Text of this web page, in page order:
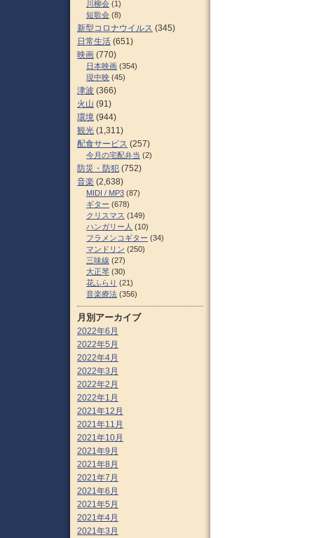
川柳会 (1)
短歌会 (8)
新型コロナウイルス (345)
日常生活 (651)
映画 (770)
日本映画 (354)
現中映 (45)
津波 (366)
火山 (91)
環境 (944)
観光 (1,311)
配食サービス (257)
今月の宅配弁当 (2)
防災・防犯 (752)
音楽 (2,638)
MIDI / MP3 (87)
ギター (678)
クリスマス (149)
ハンガリー人 (10)
フラメンコギター (34)
マンドリン (250)
三味線 (27)
大正琴 (30)
花ふらり (21)
音楽療法 (356)
月別アーカイブ
2022年6月
2022年5月
2022年4月
2022年3月
2022年2月
2022年1月
2021年12月
2021年11月
2021年10月
2021年9月
2021年8月
2021年7月
2021年6月
2021年5月
2021年4月
2021年3月